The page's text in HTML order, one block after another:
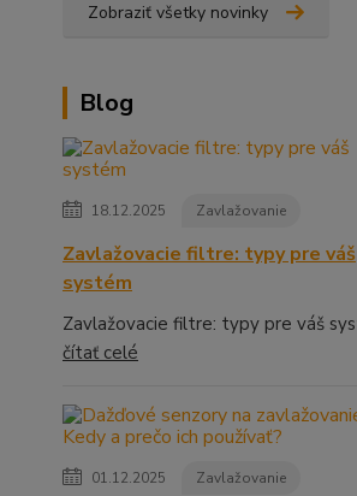
Zobraziť všetky novinky
Blog
18.12.2025 Zavlažovanie
Zavlažovacie filtre: typy pre váš
systém
Zavlažovacie filtre: typy pre váš
čítať celé
01.12.2025 Zavlažovanie